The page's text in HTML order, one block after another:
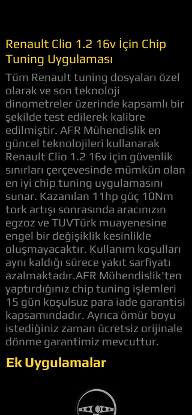
Renault Clio 1.2 16v İçin Chip
Tuning Uygulaması
Tüm Renault tuning dosyaları özel
olarak ve son teknoloji
dinometreler üzerinde kapsamlı bir
şekilde test edilerek kalibre
edilmiştir. AFR Mühendislik en
güncel teknolojileri kullanarak
Renault Clio 1.2 16v için güvenlik
sınırları çerçevesinde mümkün olan
en iyi chip tuning uygulamasını
sunar. Kazanılan 11hp güç 10Nm
tork artışı sonrasında aracınızın
egzoz ve TUVTürk muayenesine
engel bir değişiklik kesinlikle
oluşmayacaktır. Kullanım koşulları
aynı kaldığı sürece yakıt sarfiyatı
azalmaktadır.AFR Mühendislik'ten
yaptırdığınız chip tuning işlemleri
15 gün koşulsuz para iade garantisi
kapsamındadır. Ayrıca ömür boyu
istediğiniz zaman ücretsiz orijinale
dönme garantimiz mevcuttur.
Ek Uygulamalar